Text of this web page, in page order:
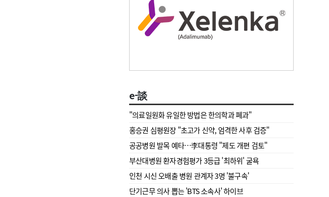
e-談
"의료일원화 유일한 방법은 한의학과 폐과"
홍승권 심평원장 " 초고가 신약, 엄격한 사후 검증"
공공병원 발목 예타…李대통령 "제도 개편 검토"
부산대병원 환자경험평가 3등급 '최하위' 굴욕
인천 시신 오배출 병원 관계자 3명 '불구속'
단기근무 의사 뽑는 'BTS 소속사' 하이브